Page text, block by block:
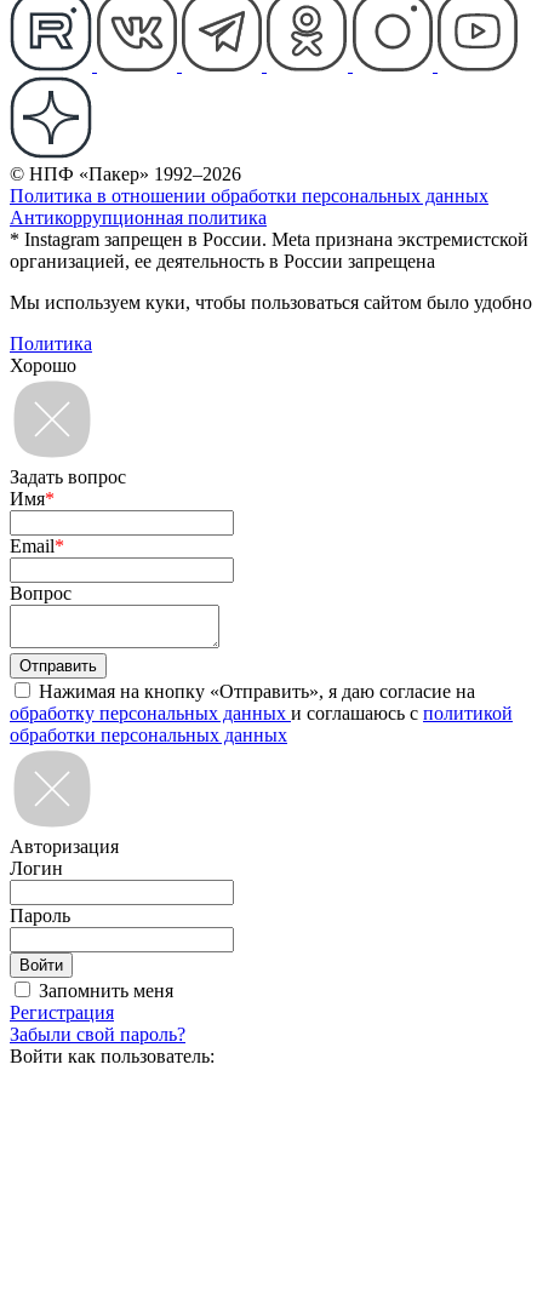
© НПФ «Пакер» 1992–2026
Политика в отношении обработки персональных данных
Антикоррупционная политика
* Instagram запрещен в России. Meta признана экстремистской
организацией, ее деятельность в России запрещена
Мы используем куки, чтобы пользоваться сайтом было удобно
Политика
Хорошо
Задать вопрос
Имя*
Email*
Вопрос
Нажимая на кнопку «Отправить», я даю согласие на
обработку персональных данных и соглашаюсь с политикой
обработки персональных данных
Авторизация
Логин
Пароль
Запомнить меня
Регистрация
Забыли свой пароль?
Войти как пользователь: